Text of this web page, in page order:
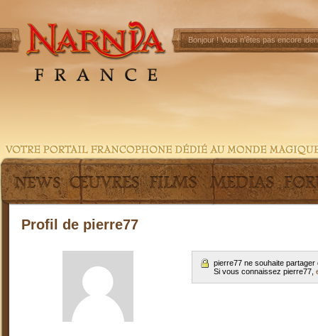
Bonjour !Vous n'êtes pas encore
Profil de pierre77
pierre77 ne souhaite
Si vous connaissez pierre77,